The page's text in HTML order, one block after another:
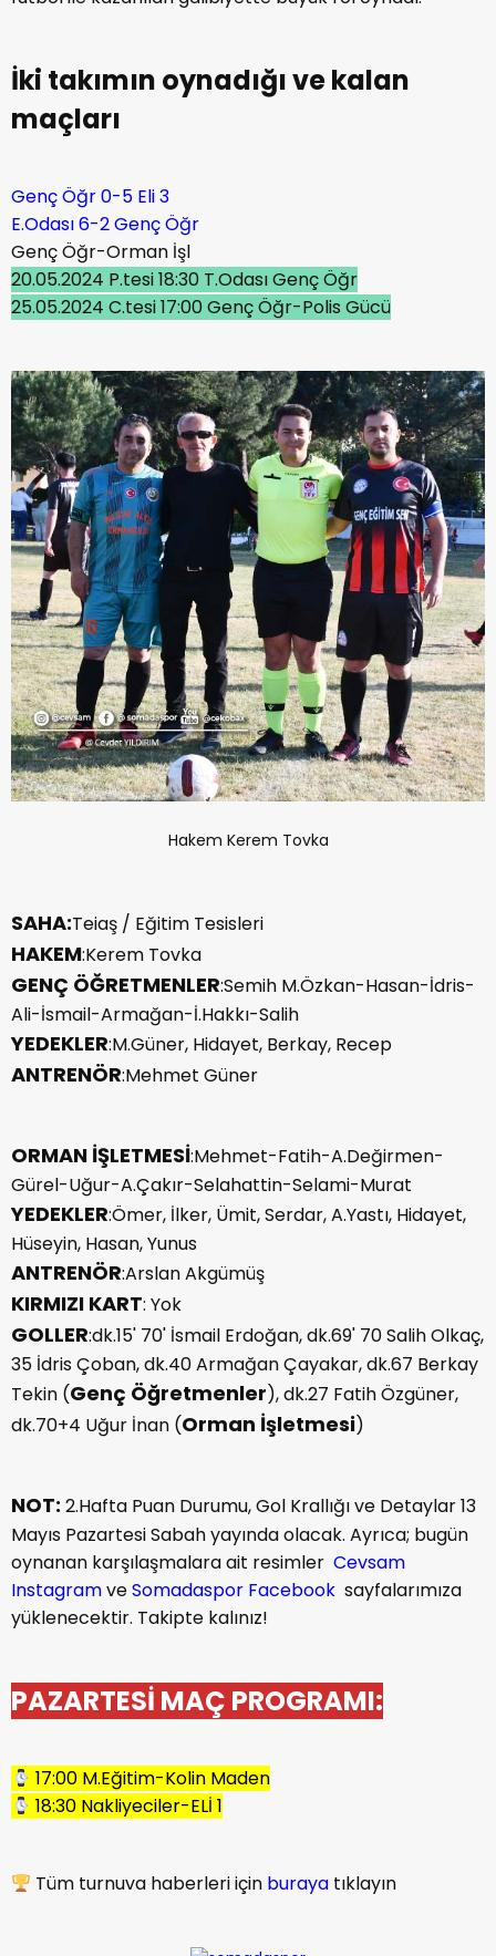
İki takımın oynadığı ve kalan
maçları
Genç Öğr 0-5 Eli 3
E.Odası 6-2 Genç Öğr
Genç Öğr-Orman İşl
20.05.2024 P.tesi 18:30 T.Odası Genç Öğr
25.05.2024 C.tesi 17:00 Genç Öğr-Polis Gücü
Hakem Kerem Tovka
SAHA:Teiaş / Eğitim Tesisleri
HAKEM:Kerem Tovka
GENÇ ÖĞRETMENLER:Semih M.Özkan-Hasan-İdris-
Ali-İsmail-Armağan-İ.Hakkı-Salih
YEDEKLER:M.Güner, Hidayet, Berkay, Recep
ANTRENÖR:Mehmet Güner
ORMAN İŞLETMESİ:Mehmet-Fatih-A.Değirmen-
Gürel-Uğur-A.Çakır-Selahattin-Selami-Murat
YEDEKLER:Ömer, İlker, Ümit, Serdar, A.Yastı, Hidayet,
Hüseyin, Hasan, Yunus
ANTRENÖR:Arslan Akgümüş
KIRMIZI KART: Yok
GOLLER:dk.15' 70' İsmail Erdoğan, dk.69' 70 Salih Olkaç,
35 İdris Çoban, dk.40 Armağan Çayakar, dk.67 Berkay
Tekin (Genç Öğretmenler), dk.27 Fatih Özgüner,
dk.70+4 Uğur İnan (Orman İşletmesi)
NOT: 2.Hafta Puan Durumu, Gol Krallığı ve Detaylar 13
Mayıs Pazartesi Sabah yayında olacak. Ayrıca; bugün
oynanan karşılaşmalara ait resimler Cevsam
InstagramveSomadaspor Facebook sayfalarımıza
yüklenecektir. Takipte kalınız!
PAZARTESİ MAÇ PROGRAMI:
17:00 M.Eğitim-Kolin Maden
18:30 Nakliyeciler-ELİ 1
Tüm turnuva haberleri için buraya tıklayın